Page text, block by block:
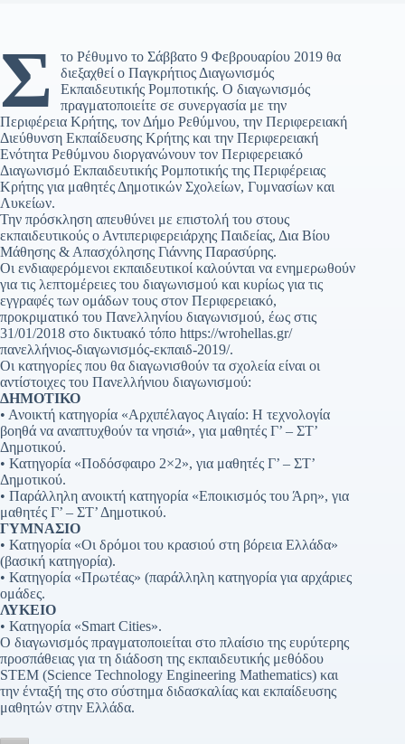
Σ
το Ρέθυμνο το Σάββατο 9 Φεβρουαρίου 2019 θα
διεξαχθεί ο Παγκρήτιος Διαγωνισμός
Εκπαιδευτικής Ρομποτικής. Ο διαγωνισμός
πραγματοποιείτε σε συνεργασία με την
Περιφέρεια Κρήτης, τον Δήμο Ρεθύμνου, την Περιφερειακή
Διεύθυνση Εκπαίδευσης Κρήτης και την Περιφερειακή
Ενότητα Ρεθύμνου διοργανώνουν τον Περιφερειακό
Διαγωνισμό Εκπαιδευτικής Ρομποτικής της Περιφέρειας
Κρήτης για μαθητές Δημοτικών Σχολείων, Γυμνασίων και
Λυκείων.
Την πρόσκληση απευθύνει με επιστολή του στους
εκπαιδευτικούς ο Αντιπεριφερειάρχης Παιδείας, Δια Βίου
Μάθησης & Απασχόλησης Γιάννης Παρασύρης.
Οι ενδιαφερόμενοι εκπαιδευτικοί καλούνται να ενημερωθούν
για τις λεπτομέρειες του διαγωνισμού και κυρίως για τις
εγγραφές των ομάδων τους στον Περιφερειακό,
προκριματικό του Πανελληνίου διαγωνισμού, έως στις
31/01/2018 στο δικτυακό τόπο https://wrohellas.gr/
πανελλήνιος-διαγωνισμός-εκπαιδ-2019/.
Οι κατηγορίες που θα διαγωνισθούν τα σχολεία είναι οι
αντίστοιχες του Πανελλήνιου διαγωνισμού:
ΔΗΜΟΤΙΚΟ
• Ανοικτή κατηγορία «Αρχιπέλαγος Αιγαίο: Η τεχνολογία
βοηθά να αναπτυχθούν τα νησιά», για μαθητές Γ’ – ΣΤ’
Δημοτικού.
• Κατηγορία «Ποδόσφαιρο 2×2», για μαθητές Γ’ – ΣΤ’
Δημοτικού.
• Παράλληλη ανοικτή κατηγορία «Εποικισμός του Άρη», για
μαθητές Γ’ – ΣΤ’ Δημοτικού.
ΓΥΜΝΑΣΙΟ
• Κατηγορία «Οι δρόμοι του κρασιού στη βόρεια Ελλάδα»
(βασική κατηγορία).
• Κατηγορία «Πρωτέας» (παράλληλη κατηγορία για αρχάριες
ομάδες.
ΛΥΚΕΙΟ
• Κατηγορία «Smart Cities».
Ο διαγωνισμός πραγματοποιείται στο πλαίσιο της ευρύτερης
προσπάθειας για τη διάδοση της εκπαιδευτικής μεθόδου
STEM (Science Technology Engineering Mathematics) και
την ένταξή της στο σύστημα διδασκαλίας και εκπαίδευσης
μαθητών στην Ελλάδα.